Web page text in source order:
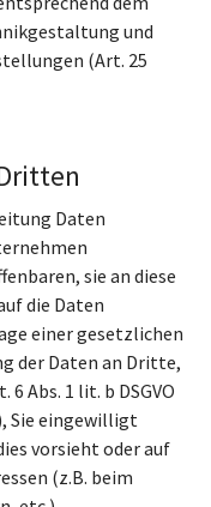
und
(Art. 25
Daten
sie an diese
die Daten
einer gesetzlichen
der Daten an Dritte,
Abs. 1 lit. b DSGVO
Sie eingewilligt
vorsieht oder auf
(z.B. beim